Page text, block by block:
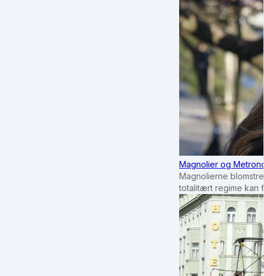
Magnolier og
Magnolierne
totalitært regime